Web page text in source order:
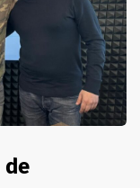
de